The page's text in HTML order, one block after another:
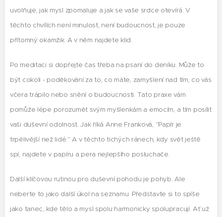
uvolňuje, jak mysl zpomaluje a jak se vaše srdce otevírá. V
těchto chvílích není minulost, není budoucnost, je pouze
přítomný okamžik. A v něm najdete klid.
Po meditaci si dopřejte čas třeba na psaní do deníku. Může to
být cokoli - poděkování za to, co máte, zamyšlení nad tím, co vás
včera trápilo nebo snění o budoucnosti. Tato praxe vám
pomůže lépe porozumět svým myšlenkám a emocím, a tím posílit
vaši duševní odolnost. Jak říká Anne Franková, "Papír je
trpělivější než lidé." A v těchto tichých ránech, kdy svět ještě
spí, najdete v papíru a pera nejlepšího posluchače.
Další klíčovou rutinou pro duševní pohodu je pohyb. Ale
neberte to jako další úkol na seznamu. Představte si to spíše
jako tanec, kde tělo a mysl spolu harmonicky spolupracují. Ať už